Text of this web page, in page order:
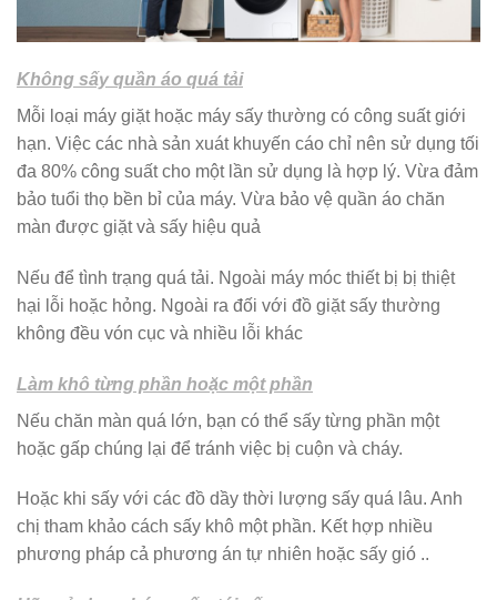
Không sấy quần áo quá tải
Mỗi loại máy giặt hoặc máy sấy thường có công suất giới
hạn. Việc các nhà sản xuát khuyến cáo chỉ nên sử dụng tối
đa 80% công suất cho một lần sử dụng là hợp lý. Vừa đảm
bảo tuổi thọ bền bỉ của máy. Vừa bảo vệ quần áo chăn
màn được giặt và sấy hiệu quả
Nếu để tình trạng quá tải. Ngoài máy móc thiết bị bị thiệt
hại lỗi hoặc hỏng. Ngoài ra đối với đồ giặt sấy thường
không đều vón cục và nhiều lỗi khác
Làm khô từng phần hoặc một phần
Nếu chăn màn quá lớn, bạn có thể sấy từng phần một
hoặc gấp chúng lại để tránh việc bị cuộn và cháy.
Hoặc khi sấy với các đồ dầy thời lượng sấy quá lâu. Anh
chị tham khảo cách sấy khô một phần. Kết hợp nhiều
phương pháp cả phương án tự nhiên hoặc sấy gió ..